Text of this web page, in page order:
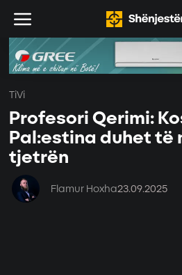
TiVi
Profesori Qerimi:
Pal:estina duhet të
tjetrën
Flamur Hoxha23.09.2025